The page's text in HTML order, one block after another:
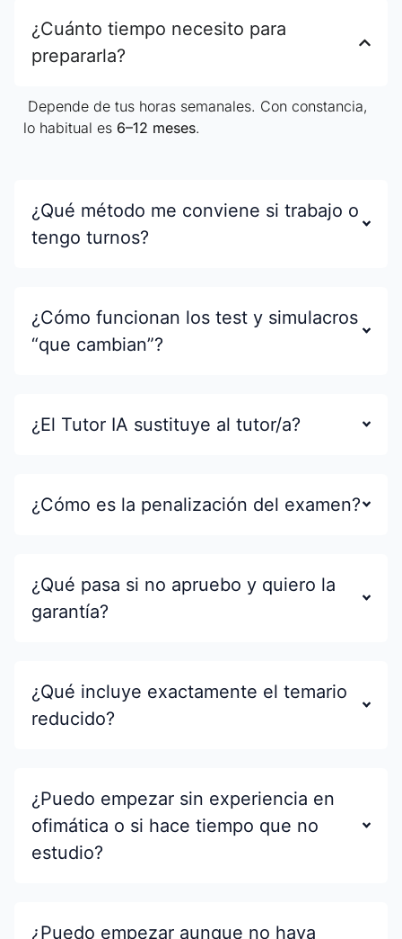
¿Cuánto tiempo necesito para
prepararla?
Depende de tus horas semanales. Con constancia,
lo habitual es 6–12 meses.
¿Qué método me conviene si trabajo o
tengo turnos?
¿Cómo funcionan los test y simulacros
“que cambian”?
¿El Tutor IA sustituye al tutor/a?
¿Cómo es la penalización del examen?
¿Qué pasa si no apruebo y quiero la
garantía?
¿Qué incluye exactamente el temario
reducido?
¿Puedo empezar sin experiencia en
ofimática o si hace tiempo que no
estudio?
¿Puedo empezar aunque no haya